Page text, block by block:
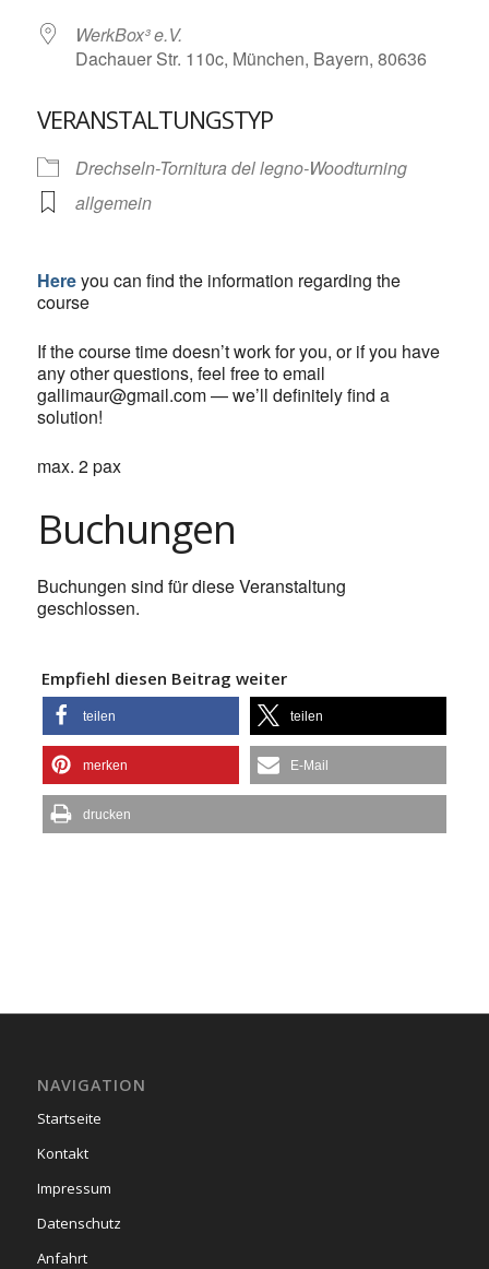
WerkBox³ e.V.
Dachauer Str. 110c, München, Bayern, 80636
VERANSTALTUNGSTYP
Drechseln-Tornitura del legno-Woodturning
allgemein
Hereyou can find the information regarding the
course
If the course time doesn’t work for you, or if you have
any other questions, feel free to email
gallimaur@gmail.com — we’ll definitely find a
solution!
max. 2 pax
Buchungen
Buchungen sind für diese Veranstaltung
geschlossen.
Empfiehl diesen Beitrag weiter
teilen teilen
merken E-Mail
drucken
NAVIGATION
Startseite
Kontakt
Impressum
Datenschutz
Anfahrt